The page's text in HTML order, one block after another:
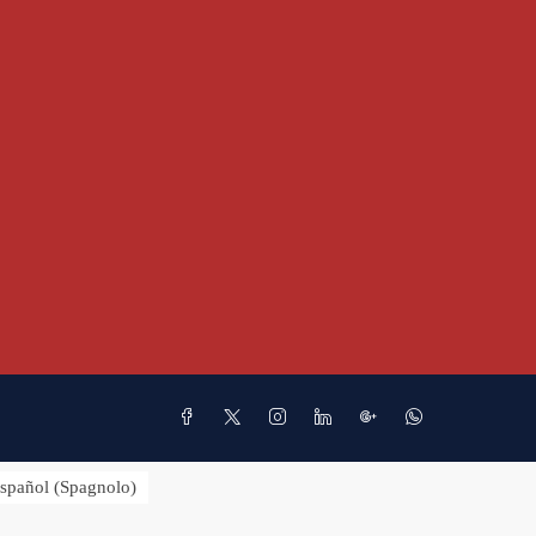
(Spagnolo)